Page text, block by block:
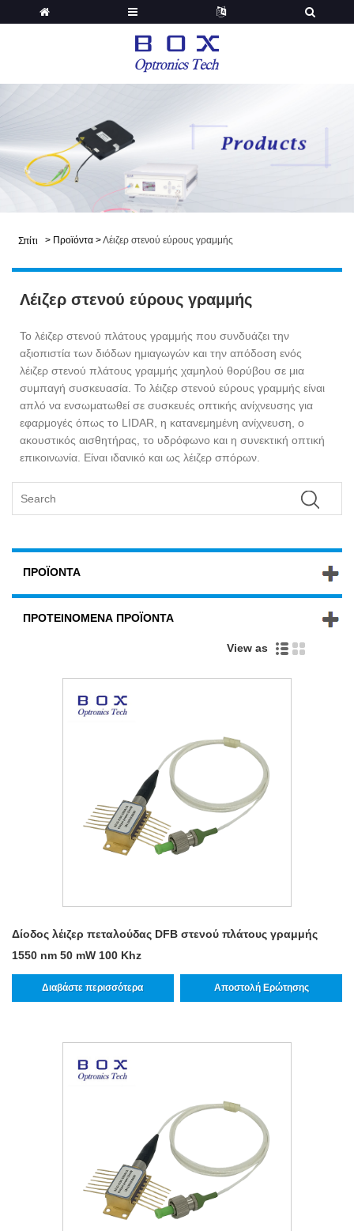
Σπίτι > Προϊόντα >Λέιζερ στενού εύρους γραμμής
Λέιζερ στενού εύρους γραμμής
Το λέιζερ στενού πλάτους γραμμής που συνδυάζει την
αξιοπιστία των διόδων ημιαγωγών και την απόδοση ενός
λέιζερ στενού πλάτους γραμμής χαμηλού θορύβου σε μια
συμπαγή συσκευασία. Το λέιζερ στενού εύρους γραμμής είναι
απλό να ενσωματωθεί σε συσκευές οπτικής ανίχνευσης για
εφαρμογές όπως το LIDAR, η κατανεμημένη ανίχνευση, ο
ακουστικός αισθητήρας, το υδρόφωνο και η συνεκτική οπτική
επικοινωνία. Είναι ιδανικό και ως λέιζερ σπόρων.
ΠΡΟΪΌΝΤΑ
ΠΡΟΤΕΙΝΌΜΕΝΑ ΠΡΟΪΌΝΤΑ
View as
Δίοδος λέιζερ πεταλούδας DFB στενού πλάτους γραμμής
1550 nm 50 mW 100 Khz
Διαβάστε περισσότερα Αποστολή Ερώτησης